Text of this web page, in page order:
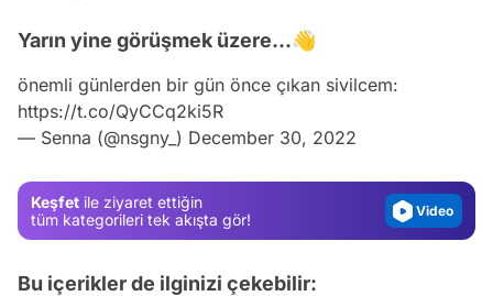
Yarın yine görüşmek üzere...👋
önemli günlerden bir gün önce çıkan sivilcem:
https://t.co/QyCCq2ki5R
— Senna (@nsgny_) December 30, 2022
Keşfet ile ziyaret ettiğin
tüm kategorileri tek akışta gör!
Video
Bu içerikler de ilginizi çekebilir: